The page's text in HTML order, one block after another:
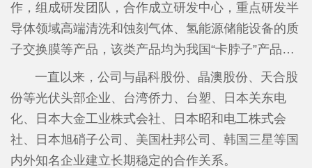
产权优势企业、福建省绿色工厂、南平市和建阳区重
点纳税企业、南平市和建阳区创新发展优势企业等荣
备企业。
作，组成研发团队，合作成立研发中心，重点研发半
导体领域高端清洗和蚀刻气体、氢能源储能设备的质
子交换膜等产品，该类产品均为我国“卡脖子”产品。
在建阳经济开发区精细化工园内投资建设含氟精细化
学品项目（省重点技改项目），重点开发半导体和新
能源领域的高端含氟新材料，主要有基础氟化工原
料、湿电子化学品、含氟特种气体、含氟表面活性剂
四个版块。计划投资10亿元，第一期于2020年5月破
一直以来，公司与晶科股份、晶澳股份、天合股
份等光伏头部企业、台湾侨力、台塑、日本关东电
化、日本大金工业株式会社、日本昭和电工株式会
社、日本旭硝子公司、美国杜邦公司、韩国三星等国
内外知名企业建立长期稳定的合作关系。